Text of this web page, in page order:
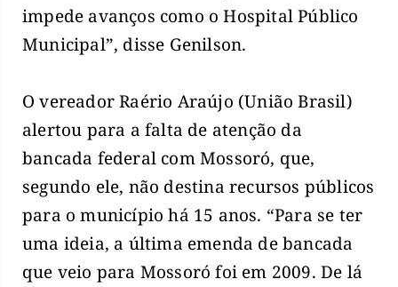
impede avanços como o Hospital Público
Municipal”, disse Genilson.
O vereador Raério Araújo (União Brasil)
alertou para a falta de atenção da
bancada federal com Mossoró, que,
segundo ele, não destina recursos públicos
para o município há 15 anos. “Para se ter
uma ideia, a última emenda de bancada
que veio para Mossoró foi em 2009. De lá